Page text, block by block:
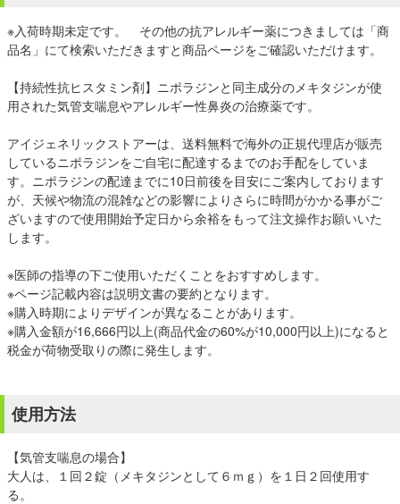
※入荷時期未定です。 その他の抗アレルギー薬につきましては「商
品名」にて検索いただきますと商品ページをご確認いただけます。
【持続性抗ヒスタミン剤】ニポラジンと同主成分のメキタジンが使
用された気管支喘息やアレルギー性鼻炎の治療薬です。
アイジェネリックストアーは、送料無料で海外の正規代理店が販売
しているニポラジンをご自宅に配達するまでのお手配をしていま
す。ニポラジンの配達までに10日前後を目安にご案内しております
が、天候や物流の混雑などの影響によりさらに時間がかかる事がご
ざいますので使用開始予定日から余裕をもって注文操作お願いいた
します。
※医師の指導の下ご使用いただくことをおすすめします。
※ページ記載内容は説明文書の要約となります。
※購入時期によりデザインが異なることがあります。
※購入金額が16,666円以上(商品代金の60%が10,000円以上)になると
税金が荷物受取りの際に発生します。
使用方法
【気管支喘息の場合】
大人は、１回２錠（メキタジンとして６ｍｇ）を１日２回使用す
る。